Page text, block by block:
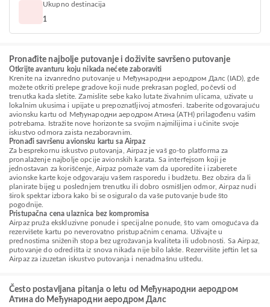
Ukupno destinacija
1
Pronađite najbolje putovanje i doživite savršeno putovanje
Otkrijte avanturu koju nikada nećete zaboraviti
Krenite na izvanredno putovanje u Међународни аеродром Далс (IAD), gde
možete otkriti prelepe gradove koji nude prekrasan pogled, počevši od
trenutka kada sletite. Zamislite sebe kako lutate živahnim ulicama, uživate u
lokalnim ukusima i upijate u prepoznatljivoj atmosferi. Izaberite odgovarajuću
avionsku kartu od Међународни аеродром Атина (ATH) prilagođenu vašim
potrebama. Istražite nove horizonte sa svojim najmilijima i učinite svoje
iskustvo odmora zaista nezaboravnim.
Pronađi savršenu avionsku kartu sa Airpaz
Za besprekornu iskustvo putovanja, Airpaz je vaš go-to platforma za
pronalaženje najbolje opcije avionskih karata. Sa interfejsom koji je
jednostavan za korišćenje, Airpaz pomaže vam da uporedite i izaberete
avionske karte koje odgovaraju vašem rasporedu i budžetu. Bez obzira da li
planirate bijeg u poslednjem trenutku ili dobro osmišljen odmor, Airpaz nudi
širok spektar izbora kako bi se osiguralo da vaše putovanje bude što
pogodnije.
Pristupačna cena ulaznica bez kompromisa
Airpaz pruža ekskluzivne ponude i specijalne ponude, što vam omogućava da
rezervišete kartu po neverovatno pristupačnim cenama. Uživajte u
prednostima sniženih stopa bez ugrožavanja kvaliteta ili udobnosti. Sa Airpaz,
putovanje do odredišta iz snova nikada nije bilo lakše. Rezervišite jeftin let sa
Airpaz za izuzetan iskustvo putovanja i nenadmašnu uštedu.
Često postavljana pitanja o letu od Међународни аеродром
Атина do Међународни аеродром Далс